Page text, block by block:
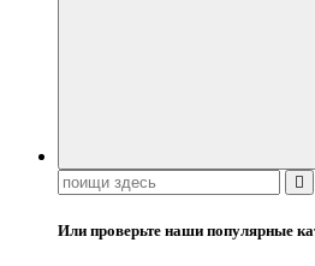
Поиск:
Или проверьте наши популярные